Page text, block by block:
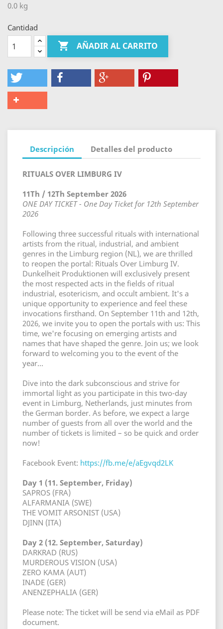
0.0 kg
Cantidad
 AÑADIR AL CARRITO
Descripción Detalles del producto
RITUALS OVER LIMBURG IV
11Th / 12Th September 2026
ONE DAY TICKET - One Day Ticket for 12th September
2026
Following three successful rituals with international
artists from the ritual, industrial, and ambient
genres in the Limburg region (NL), we are thrilled
to reopen the portal: Rituals Over Limburg IV.
Dunkelheit Produktionen will exclusively present
the most respected acts in the fields of ritual
industrial, esotericism, and occult ambient. It's a
unique opportunity to experience and feel these
invocations firsthand. On September 11th and 12th,
2026, we invite you to open the portals with us: This
time, we're focusing on emerging artists and
names that have shaped the genre. Join us; we look
forward to welcoming you to the event of the
year...
Dive into the dark subconscious and strive for
immortal light as you participate in this two-day
event in Limburg, Netherlands, just minutes from
the German border. As before, we expect a large
number of guests from all over the world and the
number of tickets is limited – so be quick and order
now!
Facebook Event: https://fb.me/e/aEgvqd2LK
Day 1 (11. September, Friday)
SAPROS (FRA)
ALFARMANIA (SWE)
THE VOMIT ARSONIST (USA)
DJINN (ITA)
Day 2 (12. September, Saturday)
DARKRAD (RUS)
MURDEROUS VISION (USA)
ZERO KAMA (AUT)
INADE (GER)
ANENZEPHALIA (GER)
Please note: The ticket will be send via eMail as PDF
document.